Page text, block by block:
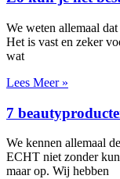
We weten allemaal
Het is vast en zeker
wat
Lees Meer »
7
We kennen allemaal
ECHT niet zonder
maar op. Wij hebben